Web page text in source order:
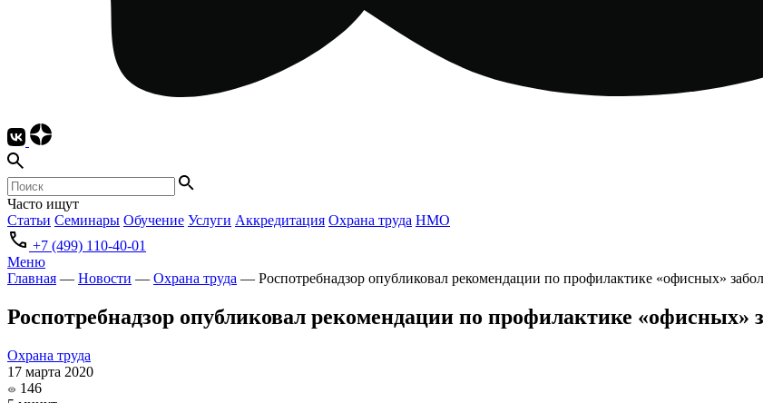
Часто ищут
Статьи Семинары Обучение Услуги Аккредитация Охрана труда НМО
+7 (499) 110-40-01
Меню
Главная — Новости — Охрана труда — Роспотребнадзор опубликовал рекомендации по профилактике «офисных»
Роспотребнадзор опубликовал рекомендации по профилактике «офисных»
Охрана труда
17 марта 2020
146